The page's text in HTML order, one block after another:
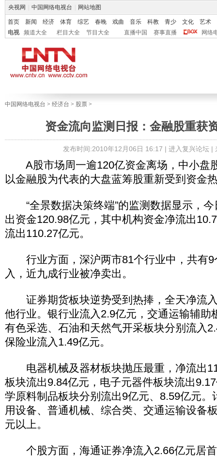
央视网 中国网络电视台 网站地图
首页 新闻 经济 体育 综艺 春晚 戏曲 音乐 科教 青少 文化
艺术
电视
频道大全 栏目大全 节目大全 直播中国 赛事直播 网络
中国网络电视台 > 经济台 > 股票 >
资金流向监测日报：金融股重获
发布时间:2010年12月06日 16:17 | 进入复兴论坛|
A股市场周一逾120亿资金离场，中小盘
以金融股为代表的大盘蓝筹股重新受到资金
“全景数据决策终端”的监测数据显示，今
出资金120.98亿元，其中机构资金净流出
流出110.27亿元。
行业方面，深沪两市81个行业中，共有9
入，近九成行业被净卖出。
证券期货板块逆势受到热捧，全天净流
他行业。银行业流入2.9亿元，交通运输辅助
有色采选、石油和天然气开采板块分别流入
保险业流入1.49亿元。
电器机械及器材板块抛压最重，净流出
板块流出9.84亿元，电子元器件板块流出
学原料制品板块分别流出9亿元、8.59亿元。
用设备、普通机械、综合类、交通运输设备
元以上。
个股方面，海通证券净流入2.66亿元居首